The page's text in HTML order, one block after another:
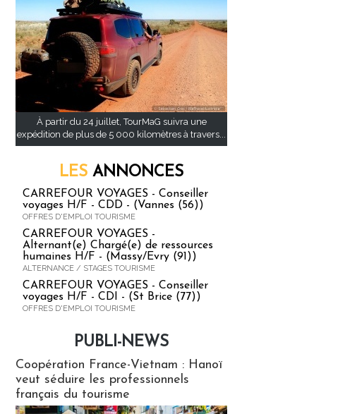
À partir du 24 juillet, TourMaG suivra une
expédition de plus de 5 000 kilomètres à travers...
LES ANNONCES
CARREFOUR VOYAGES - Conseiller
voyages H/F - CDD - (Vannes (56))
OFFRES D'EMPLOI TOURISME
CARREFOUR VOYAGES -
Alternant(e) Chargé(e) de ressources
humaines H/F - (Massy/Evry (91))
ALTERNANCE / STAGES TOURISME
CARREFOUR VOYAGES - Conseiller
voyages H/F - CDI - (St Brice (77))
OFFRES D'EMPLOI TOURISME
PUBLI-NEWS
Coopération France-Vietnam : Hanoï
veut séduire les professionnels
français du tourisme